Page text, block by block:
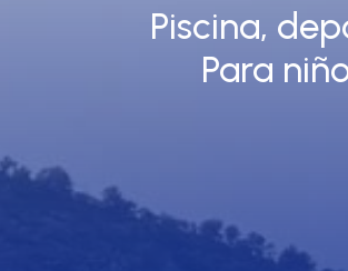
Piscina,
Para